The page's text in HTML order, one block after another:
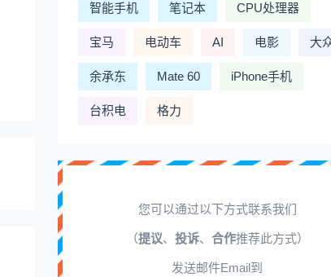
智能手机 笔记本 CPU处理器
宝马 电动车 AI 电影 大
余承东 Mate 60 iPhone手机
台积电 格力
您可以通过以下方式联系我们
（提议、 投诉、 合作推荐此方式）
发送邮件Email到